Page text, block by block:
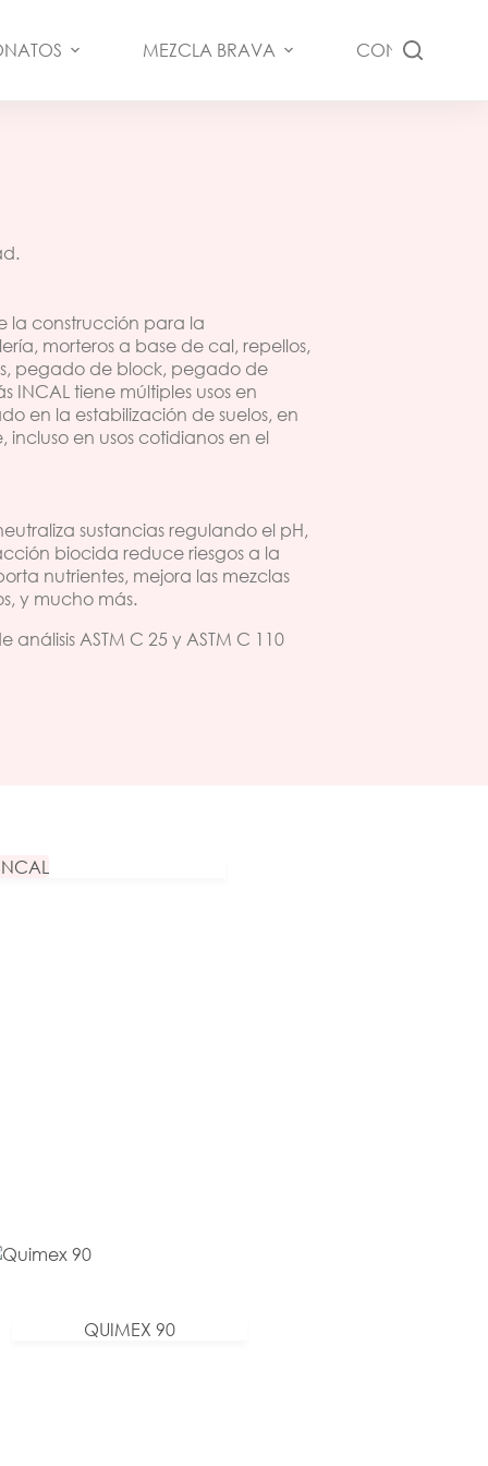
MEZCLA BRAVA
la construcción para la
morteros a base de cal, repellos,
pegado de block, pegado de
tiene múltiples usos en
en la estabilización de suelos, en
en usos cotidianos en el
sustancias regulando el pH,
biocida reduce riesgos a la
nutrientes, mejora las mezclas
y mucho más.
ASTM C 25 y ASTM C 110
QUIMEX 90